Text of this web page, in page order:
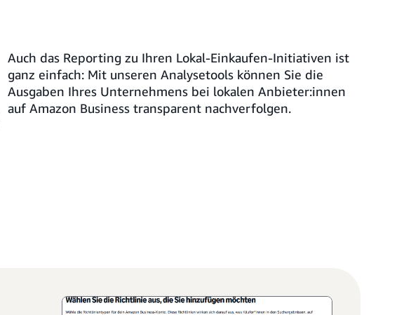
Auch das Reporting zu Ihren Lokal-Einkaufen-Initiativen ist
ganz einfach: Mit unseren Analysetools können Sie die
Ausgaben Ihres Unternehmens bei lokalen Anbieter:innen
auf Amazon Business transparent nachverfolgen.